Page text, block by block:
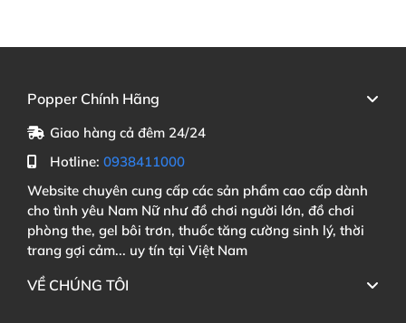
Popper Chính Hãng
Giao hàng cả đêm 24/24
Hotline: 0938411000
Website chuyên cung cấp các sản phẩm cao cấp dành
cho tình yêu Nam Nữ như đồ chơi người lớn, đồ chơi
phòng the, gel bôi trơn, thuốc tăng cường sinh lý, thời
trang gợi cảm... uy tín tại Việt Nam
VỀ CHÚNG TÔI